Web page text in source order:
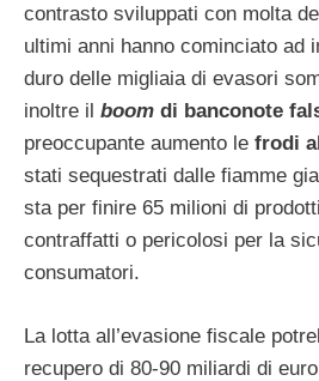
contrasto sviluppati con molta
ultimi anni hanno cominciato ad
duro delle migliaia di evasori
inoltre il boom di banconote
preoccupante aumento le frodi
stati sequestrati dalle fiamme
sta per finire 65 milioni di
contraffatti o pericolosi per la
consumatori.
La lotta all’evasione fiscale
recupero di 80-90 miliardi di